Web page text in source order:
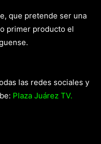
que pretende ser una
primer producto el
las redes sociales y
Plaza Juárez TV.